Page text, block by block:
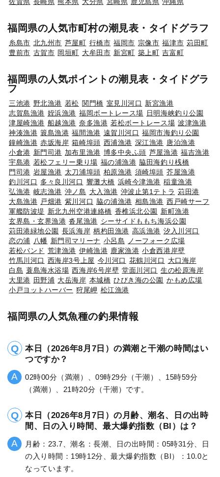
福岡県の人気市町村の潮見表・タイドグラフ
糸島市 北九州市 芦屋町 行橋市 福岡市 宗像市 福津市 苅田町
豊前市 古賀市 岡垣町 大牟田市 新宮町 築上町 吉富町
福岡県の人気ポイントの潮見表・タイドグラ
フ
三池港 野北漁港 若松 関門橋 室見川河口 新宮漁港
志賀島漁港 姪浜漁港 福岡ボートレース場 日明海峡釣り公園
津屋崎漁港 船越漁港 奈多漁港 若松ボートレース場 波津漁港
神湊漁港 簑島漁港 福間漁港 遠賀川河口 福岡市海釣り公園
鐘崎漁港 赤坂海岸 箱崎埠頭 西浦漁港 深江漁港 唐泊漁港
小倉港 新門司港 加布里漁港 博多中央ふ頭 芦屋漁港 福吉漁港
宇島港 若松フェリー乗り場 福の浦漁港 脇田海釣り桟橋
門司港 岩屋漁港 太刀浦埠頭 柏原漁港 須崎埠頭 芥屋漁港
釣川河口 多々良川河口 響灘大橋 浜崎今津漁港 稲童漁港
弘漁港 岐志漁港 沖ノ島 大入漁港 沖波止第1テトラ 苅田港
大島漁港 戸畑港 紫川河口 脇の浦漁港 相島漁港 西戸崎サーフ
軍艦防波堤 新北九州空港連絡橋 香椎浜北公園 新町漁港
玄界島・玄界漁港 沓尾漁港 シーサイドももち海浜公園
苅田港緑地公園 長浜海岸 柄杓田漁港 高浜漁港 汐入川河口
恋の浦
八幡 新門司マリーナ 小呂島
ノーフォーク広場
若松バンド 荒津漁港 伊崎漁港 鹿家漁港 小倉西港岸壁
竹馬川河口 西海岸3号上屋 今川河口 花鶴川河口
大口海岸
白島 蓑島海水浴場 西海岸6号岸壁 堂面川河口 生の松原海岸
大里港 田野浦 大岳海岸 本城橋 ひびき海の公園 かもめ広場
小戸ヨットハーバー 狩尾岬 松江漁港
福岡県の人気魚種の釣果情報
本日（2026年8月7日）の満潮と干潮の時間はい
つですか？
02時00分（満潮）、09時29分（干潮）、15時59分
（満潮）、21時20分（干潮）です。
本日（2026年8月7日）の月齢、潮名、日の出時
間、日の入り時間、最大爆釣指数（BI）は？
月齢：23.7、潮名：長潮、日の出時間：05時31分、日
の入り時間：19時12分、最大爆釣指数（BI）：10.0と
なっています。